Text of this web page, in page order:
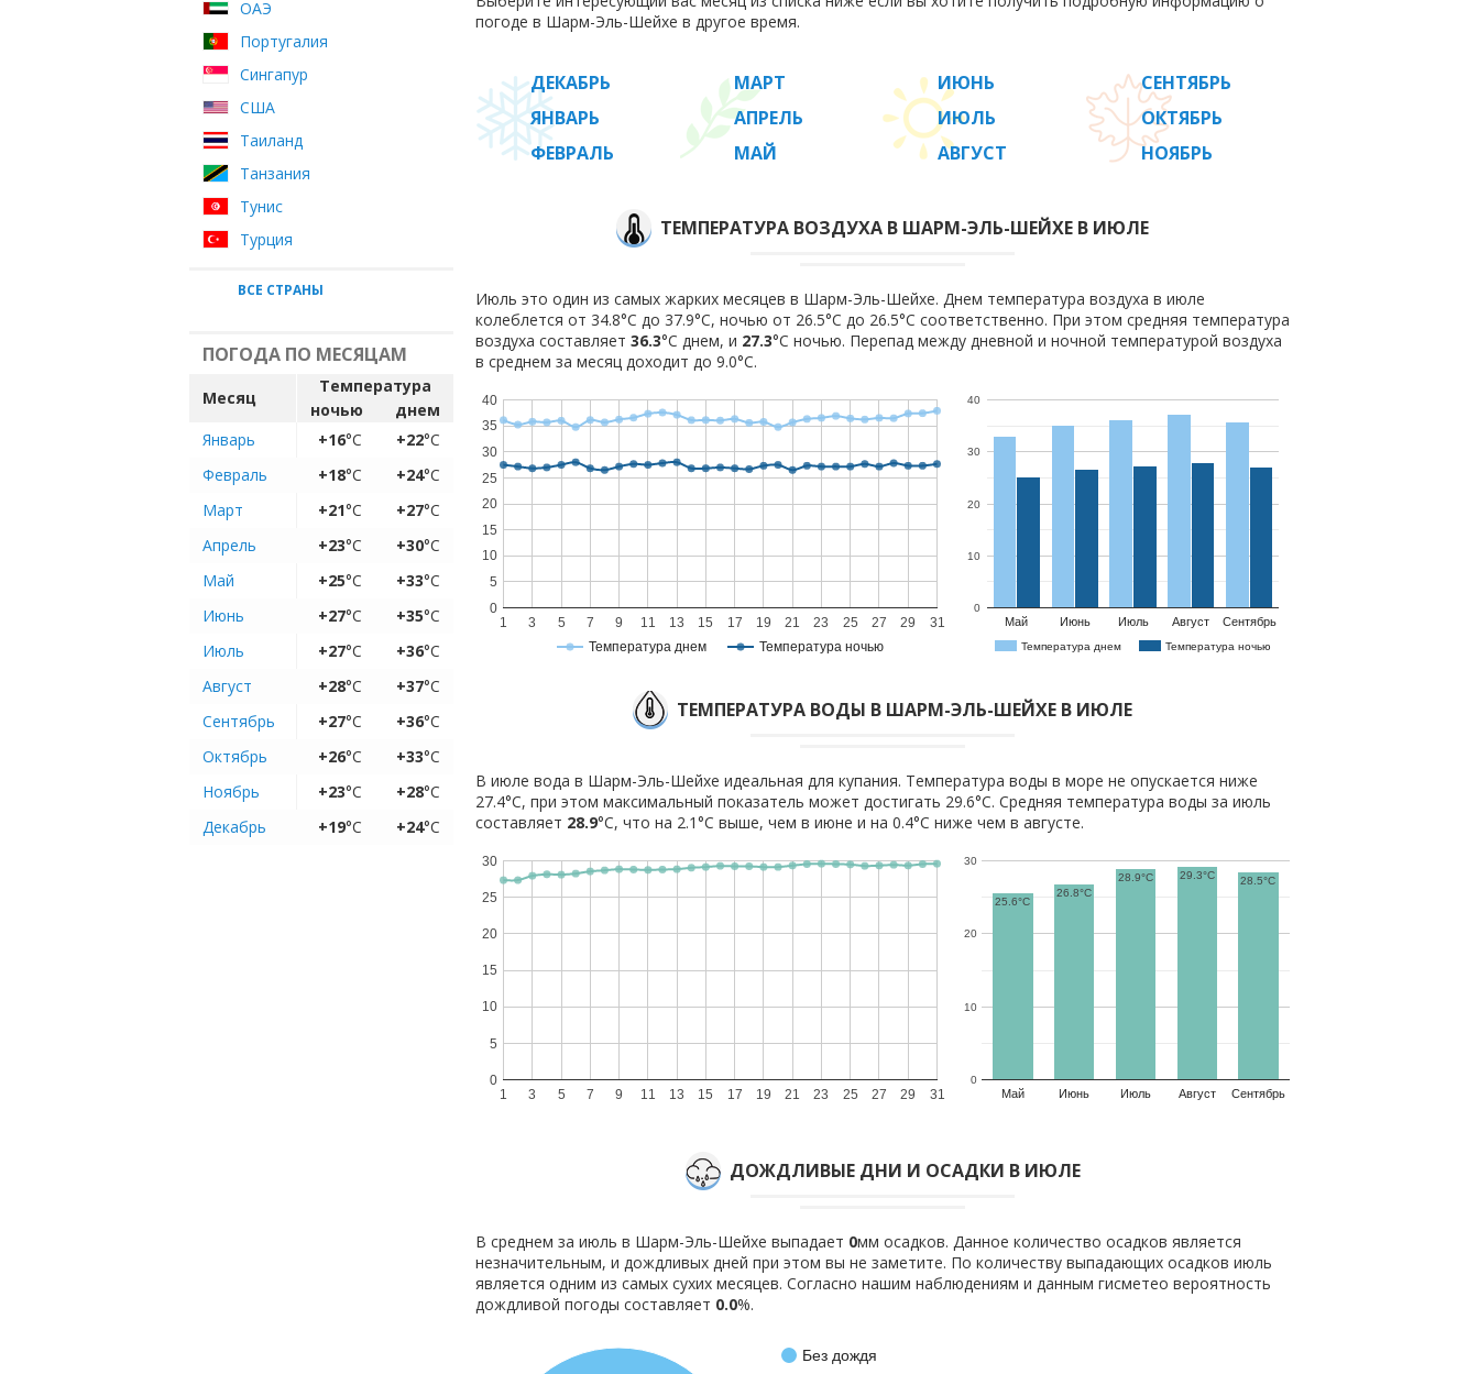
ОАЭ
Португалия
Сингапур
США
Таиланд
Танзания
Тунис
Турция
ВСЕ СТРАНЫ
ПОГОДА ПО МЕСЯЦАМ
Месяц
Температура
ночью
днем
Январь
+16°C +22°C
Февраль
+18°C +24°C
Март
+21°C +27°C
Апрель
+23°C +30°C
Май
+25°C +33°C
Июнь
+27°C +35°C
Июль
+27°C +36°C
Август
+28°C +37°C
Сентябрь
+27°C +36°C
Октябрь
+26°C +33°C
Ноябрь
+23°C +28°C
Декабрь
+19°C +24°C
погоде в Шарм-Эль-Шейхе в другое время.
ДЕКАБРЬ
ЯНВАРЬ
ФЕВРАЛЬ
МАРТ
АПРЕЛЬ
МАЙ
ИЮНЬ
ИЮЛЬ
АВГУСТ
СЕНТЯБРЬ
ОКТЯБРЬ
НОЯБРЬ
ТЕМПЕРАТУРА ВОЗДУХА В ШАРМ-ЭЛЬ-ШЕЙХЕ В ИЮЛЕ
Июль это один из самых жарких месяцев в Шарм-Эль-Шейхе. Днем температура воздуха в июле
колеблется от 34.8°C до 37.9°C, ночью от 26.5°C до 26.5°C соответственно. При этом средняя температура
воздуха составляет 36.3°C днем, и 27.3°C ночью. Перепад между дневной и ночной температурой воздуха
в среднем за месяц доходит до 9.0°С.
Температура днем Температура ночью
1 3 5 7 9 11 13 15 17 19 21 23 25 27 29 31
0
5
10
15
20
25
30
35
40
Температура днем Температура ночью
Май Июнь Июль Август Сентябрь
0
10
20
30
40
ТЕМПЕРАТУРА ВОДЫ В ШАРМ-ЭЛЬ-ШЕЙХЕ В ИЮЛЕ
В июле вода в Шарм-Эль-Шейхе идеальная для купания. Температура воды в море не опускается ниже
27.4°C, при этом максимальный показатель может достигать 29.6°C. Средняя температура воды за июль
составляет 28.9°C, что на 2.1°C выше, чем в июне и на 0.4°C ниже чем в августе.
1 3 5 7 9 11 13 15 17 19 21 23 25 27 29 31
0
5
10
15
20
25
30
Май Июнь Июль Август Сентябрь
0
10
20
30
25.6°C
26.8°C
28.9°C 29.3°C 28.5°C
ДОЖДЛИВЫЕ ДНИ И ОСАДКИ В ИЮЛЕ
В среднем за июль в Шарм-Эль-Шейхе выпадает 0мм осадков. Данное количество осадков является
незначительным, и дождливых дней при этом вы не заметите. По количеству выпадающих осадков июль
является одним из самых сухих месяцев. Согласно нашим наблюдениям и данным гисметео вероятность
дождливой погоды составляет 0.0%.
Без дождя